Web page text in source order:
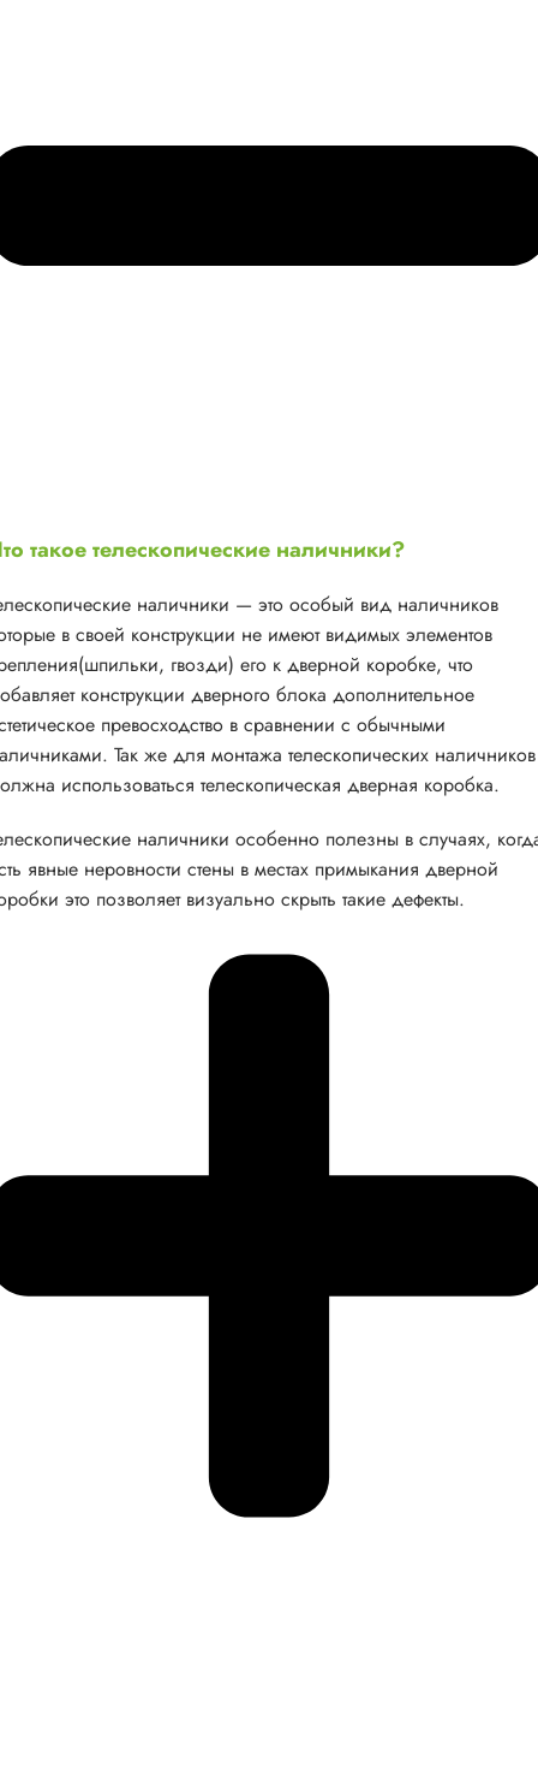
такое телескопические наличники?
наличники — это особый вид наличников
в своей конструкции не имеют видимых элементов
гвозди) его к дверной коробке, что
конструкции дверного блока дополнительное
превосходство в сравнении с обычными
Так же для монтажа телескопических наличников
использоваться телескопическая дверная коробка.
наличники особенно полезны в случаях,
явные неровности стены в местах примыкания дверной
это позволяет визуально скрыть такие дефекты.